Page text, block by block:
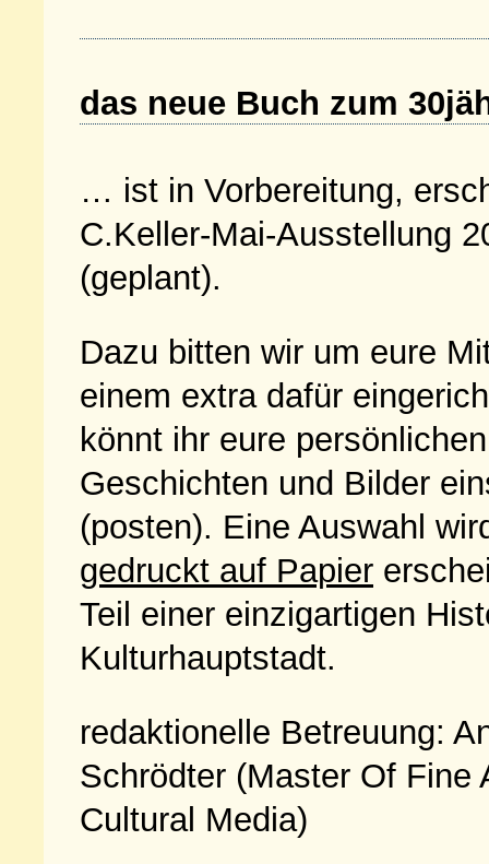
das neue Buch zum
… ist in Vorbereitung,
C.Keller-Mai-Ausstellung
(geplant).
Dazu bitten wir um eure
einem extra dafür
könnt ihr eure persönlichen
Geschichten und Bilder
(posten). Eine Auswahl
gedruckt auf Papier
Teil einer einzigartigen
Kulturhauptstadt.
redaktionelle Betreuung:
Schrödter (Master Of Fine
Cultural Media)